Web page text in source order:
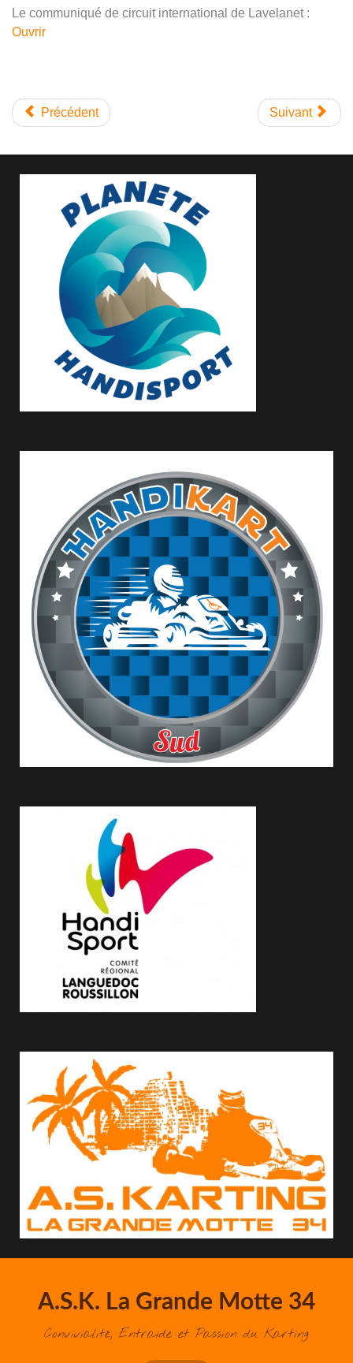
Le communiqué de circuit international de Lavelanet :
Ouvrir
Précédent Suivant
A.S.K. La Grande Motte 34
Convivialité, Entraide et Passion du Karting